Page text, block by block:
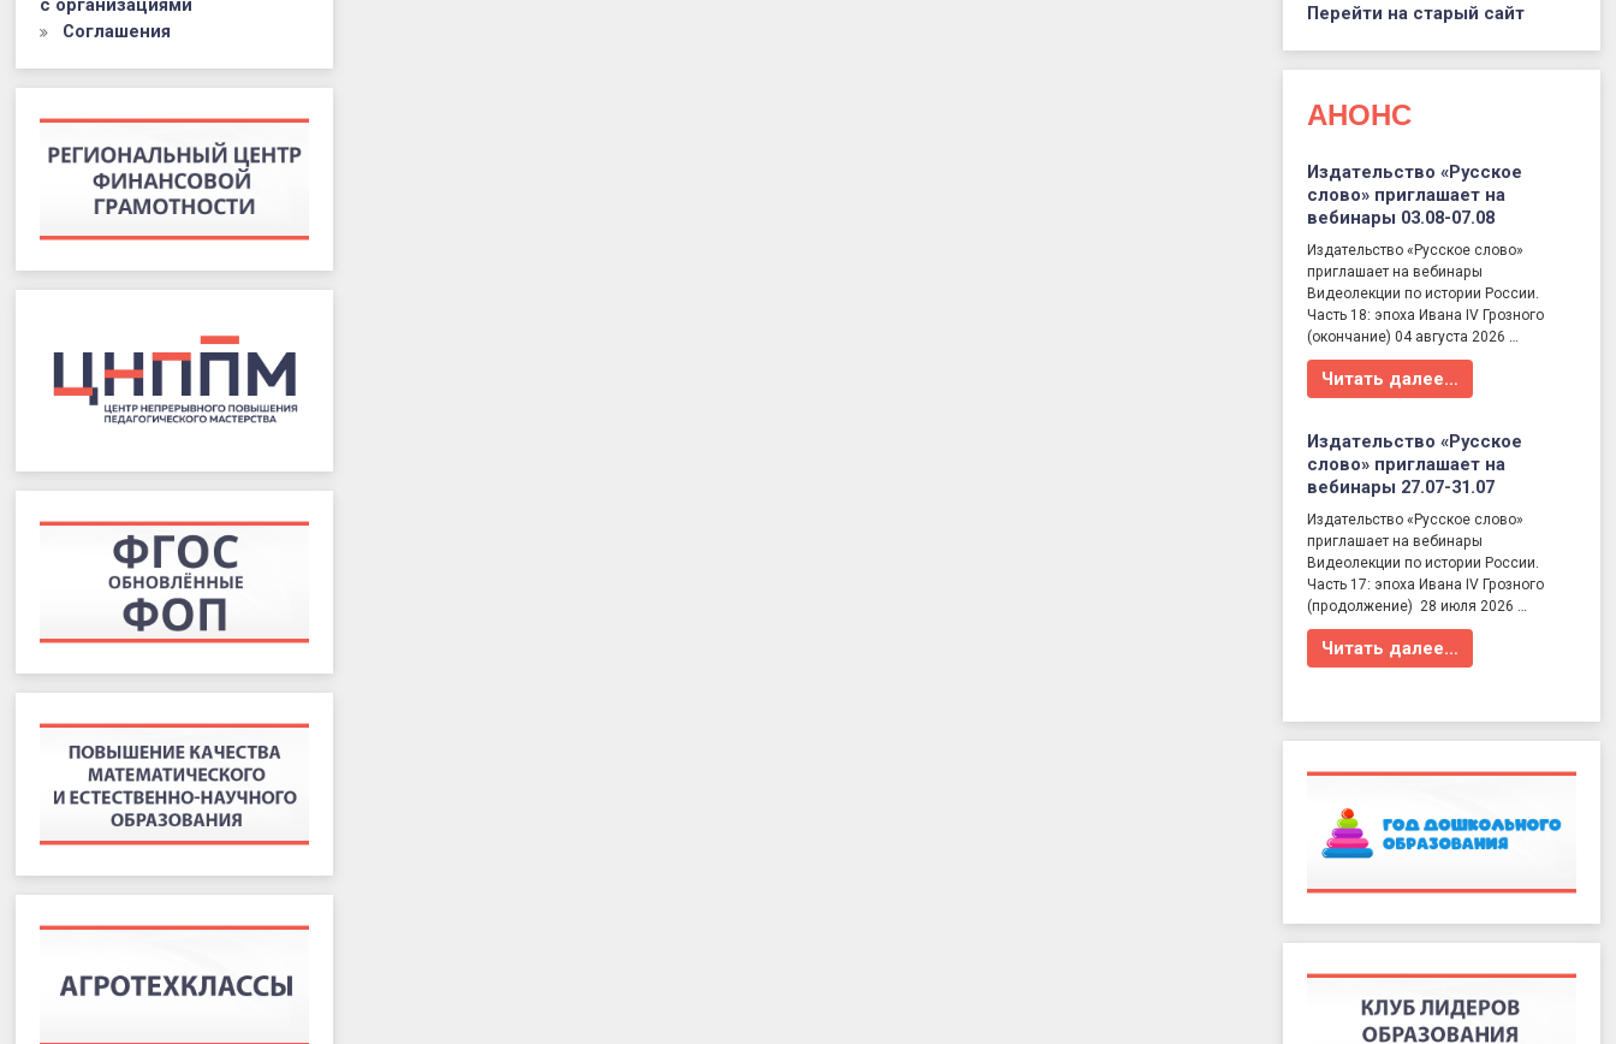
с организациями
Соглашения
Перейти на старый сайт
АНОНС
Издательство «Русское
слово» приглашает на
вебинары 03.08-07.08
Издательство «Русское слово»
приглашает на вебинары
Видеолекции по истории России.
Часть 18: эпоха Ивана IV Грозного
(окончание) 04 августа 2026 …
Читать далее…
Издательство «Русское
слово» приглашает на
вебинары 27.07-31.07
Издательство «Русское слово»
приглашает на вебинары
Видеолекции по истории России.
Часть 17: эпоха Ивана IV Грозного
(продолжение) 28 июля 2026 …
Читать далее…